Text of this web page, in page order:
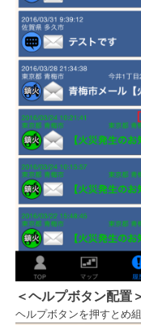
＜ヘルプボタン配
ヘルプボタンを押すとめ